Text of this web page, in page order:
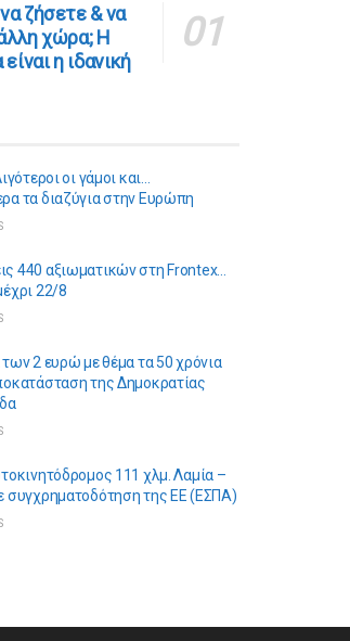
ζήσετε & να
χώρα; Η
η ιδανική
οι γάμοι και…
τα διαζύγια στην Ευρώπη
440 αξιωματικών στη Frontex…
22/8
2 ευρώ με θέμα τα 50 χρόνια
της Δημοκρατίας
111 χλμ. Λαμία –
συγχρηματοδότηση της ΕE (ΕΣΠΑ)